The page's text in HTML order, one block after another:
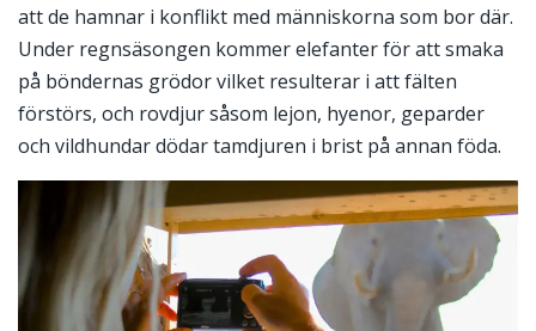
att de hamnar i konflikt med människorna som bor där.
Under regnsäsongen kommer elefanter för att smaka
på böndernas grödor vilket resulterar i att fälten
förstörs, och rovdjur såsom lejon, hyenor, geparder
och vildhundar dödar tamdjuren i brist på annan föda.